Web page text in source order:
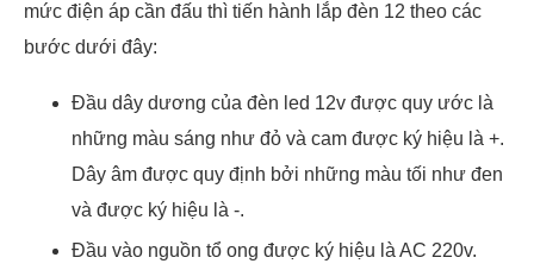
mức điện áp cần đấu thì tiến hành lắp đèn 12 theo các
bước dưới đây:
Đầu dây dương của đèn led 12v được quy ước là
những màu sáng như đỏ và cam được ký hiệu là +.
Dây âm được quy định bởi những màu tối như đen
và được ký hiệu là -.
Đầu vào nguồn tổ ong được ký hiệu là AC 220v.